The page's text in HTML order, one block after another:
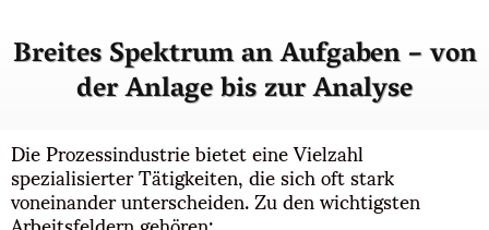
Breites Spektrum an Aufgaben – von
der Anlage bis zur Analyse
Die Prozessindustrie bietet eine Vielzahl
spezialisierter Tätigkeiten, die sich oft stark
voneinander unterscheiden. Zu den wichtigsten